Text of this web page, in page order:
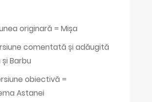
originară = Mișa
comentată și adăugită
și Barbu
obiectivă =
Astanei